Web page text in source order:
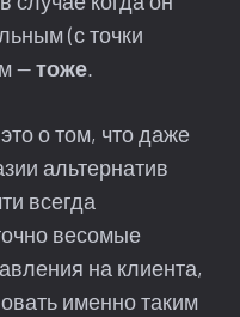
(с точки
—тоже.
о том, что даже
альтернатив
всегда
весомые
на клиента,
именно таким